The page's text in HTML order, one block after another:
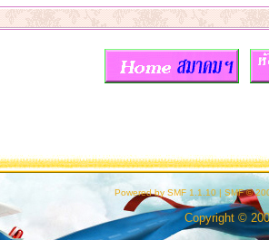
Powered by SMF 1.1.10 | SMF ©
Copyright ©